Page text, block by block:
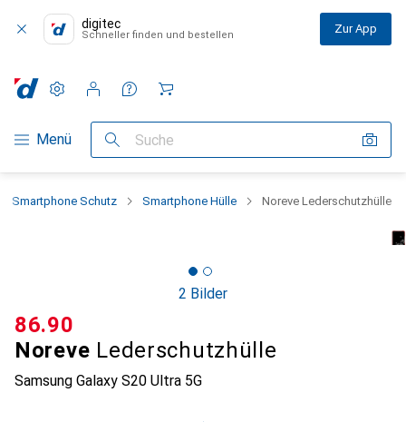
digitec
Schneller finden und bestellen Zur App
Navigation nach Kategorien
Menü Suche
Einstellungen
Kundenkonto
Vergleichslisten
Merklisten
Warenkorb
Smartphone Schutz Smartphone Hülle Noreve Lederschutzhülle
2 Bilder
Noreve Lederschutzhülle
Samsung Galaxy S20 Ultra 5G
CHF
86.90